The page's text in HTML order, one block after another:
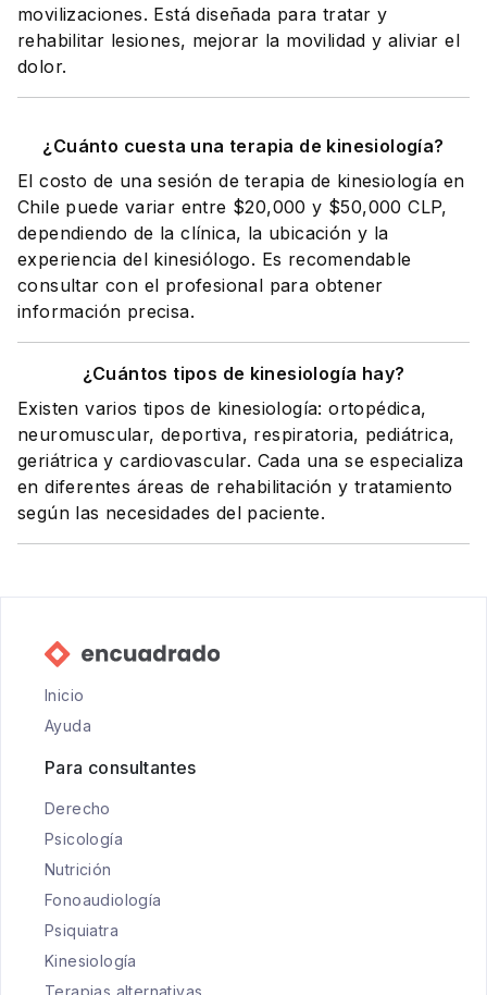
movilizaciones. Está diseñada para tratar y
rehabilitar lesiones, mejorar la movilidad y aliviar el
dolor.
¿Cuánto cuesta una terapia de kinesiología?
El costo de una sesión de terapia de kinesiología en
Chile puede variar entre $20,000 y $50,000 CLP,
dependiendo de la clínica, la ubicación y la
experiencia del kinesiólogo. Es recomendable
consultar con el profesional para obtener
información precisa.
¿Cuántos tipos de kinesiología hay?
Existen varios tipos de kinesiología: ortopédica,
neuromuscular, deportiva, respiratoria, pediátrica,
geriátrica y cardiovascular. Cada una se especializa
en diferentes áreas de rehabilitación y tratamiento
según las necesidades del paciente.
Inicio
Ayuda
Para consultantes
Derecho
Psicología
Nutrición
Fonoaudiología
Psiquiatra
Kinesiología
Terapias alternativas